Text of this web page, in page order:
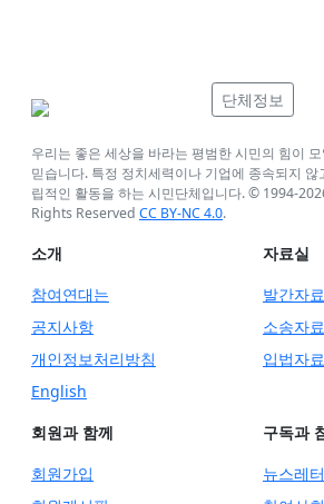
단체정보
우리는 좋은 세상을 바라는 평범한 시민의 힘이
믿습니다. 특정 정치세력이나 기업에 종속되지
립적인 활동을 하는 시민단체입니다. © 1994-
Rights Reserved CC BY-NC 4.0.
소개
참여연대는
공지사항
개인정보처리방침
English
자료실
발간자료
소송자료
입법자료
회원과 함께
회원가입
구독과
뉴스레